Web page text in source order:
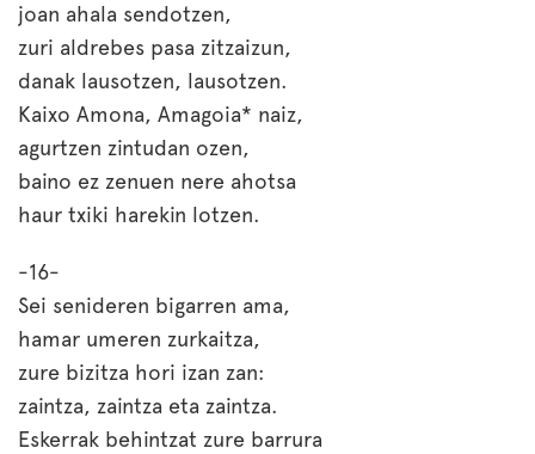
joan ahala sendotzen,
zuri aldrebes pasa zitzaizun,
danak lausotzen, lausotzen.
Kaixo Amona, Amagoia* naiz,
agurtzen zintudan ozen,
baino ez zenuen nere ahotsa
haur txiki harekin lotzen.
-16-
Sei senideren bigarren ama,
hamar umeren zurkaitza,
zure bizitza hori izan zan:
zaintza, zaintza eta zaintza.
Eskerrak behintzat zure barrura